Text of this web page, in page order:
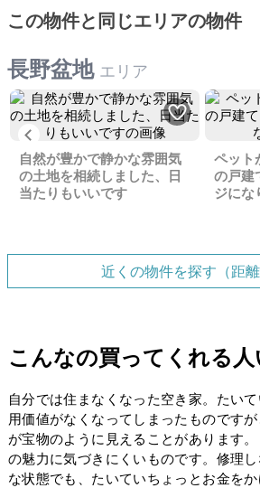
この物件と同じエリアの物件
長野盆地 エリア
Previous
自然が豊かで静かな雰囲気
の土地を相続しました、日
当たりもいいです
ペット
の戸建
ジにな
近くの物件を探す（距離
こんなの買ってくれる人
自分では住まなくなった空き家。たい
用価値がなくなってしまったものです
が宝物のように見えることがあります
の魅力に気づきにくいものです。修理
な状態でも、たいていちょっとお金を